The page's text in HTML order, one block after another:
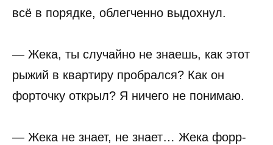
всё в порядке, облегченно выдохнул.
— Жека, ты случайно не знаешь, как этот
рыжий в квартиру пробрался? Как он
форточку открыл? Я ничего не понимаю.
— Жека не знает, не знает… Жека форр-